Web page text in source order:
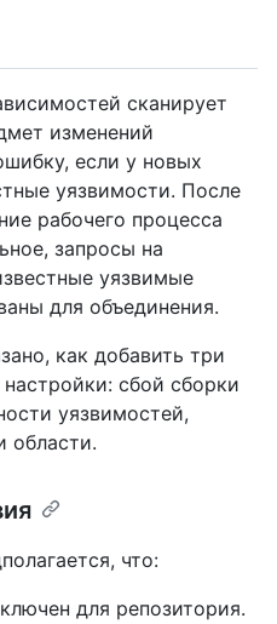
сканирует
изменений
если у новых
уязвимости. После
рабочего процесса
запросы на
уязвимые
для объединения.
как добавить три
сбой сборки
уязвимостей,
области.
что:
для репозитория.